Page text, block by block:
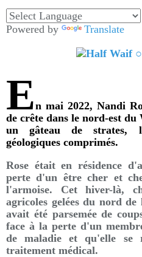
Powered by Translate
En mai 2022, Nandi
de crête dans le nord-est
un gâteau de strates,
géologiques comprimés.
Rose était en résidence
perte d'un être cher et
l'armoise. Cet hiver-là,
agricoles gelées du nord
avait été parsemée de
face à la perte d'un
de maladie et qu'elle se
traitement médical.